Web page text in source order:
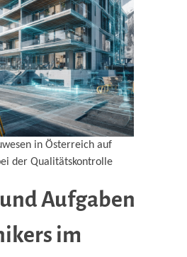
in Österreich auf
der Qualitätskontrolle
Aufgaben
im